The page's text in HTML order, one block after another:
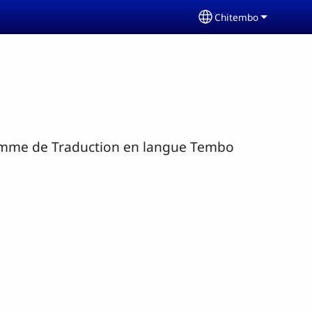
Select your
Chitembo
de Traduction en langue Tembo